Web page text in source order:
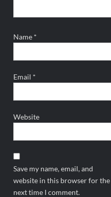
Name *
Email *
Website
Save my name, email, and
website in this browser for the
next time I comment.